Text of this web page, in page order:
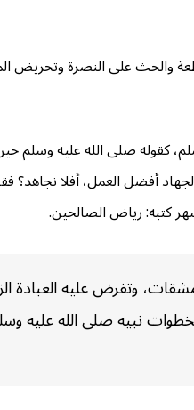
والحث على النصرة وتحريض
كقوله صلى الله عليه
أفضل العمل، أفلا نجاهد؟
كتبه: رياض الصالحين.
وتفرض عليه العبادة
نبيه صلى الله عليه